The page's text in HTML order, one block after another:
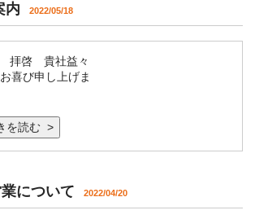
内 2022/05/18
拝啓 貴社益々
喜び申し上げま
を読む >
について 2022/04/20